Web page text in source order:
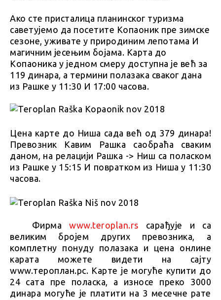
Ако сте присталица планинског туризма
саветујемо да посетите Копаоник пре зимске
сезоне, уживате у природиним лепотама И
магичним јесењим бојама. Карта до
Копаоника у једном смеру доступна је већ за
119 динара, а термини полазака сваког дана
из Рашке у 11:30 И 17:00 часова.
Цена карте до Ниша сада већ од 379 динара!
Превозник Кавим Рашка саобраћа сваким
даном, на релацији Рашка -> Ниш са поласком
из Рашке у 15:15 И повратком из Ниша у 11:30
часова.
Фирмаwww.teroplan.rs сарађује и са
великим бројем других превозника, а
комплетну понуду полазака и цена онлине
карата можете видети на сајту
www.тероплан.рс. Карте је могуће купити до
24 сата пре поласка, а износе преко 3000
динара могуће је платити на 3 месечне рате